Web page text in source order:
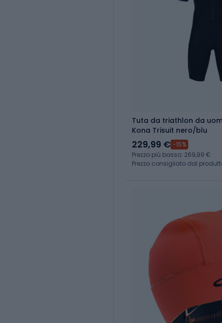
Tuta da triathlon da
Kona Trisuit nero/blu
229,99 € -15%
Prezzo più basso: 269,99 €
Prezzo consigliato dal